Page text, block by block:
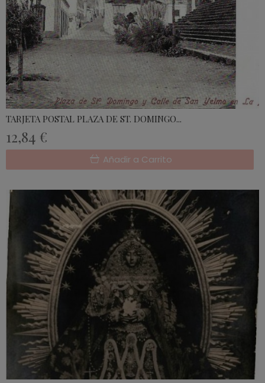
TARJETA POSTAL PLAZA DE ST. DOMINGO...
12,84 €
Añadir a Carrito